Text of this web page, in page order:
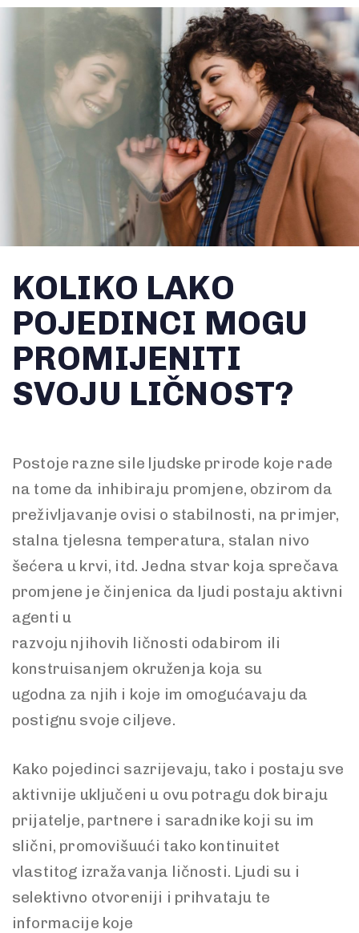
KOLIKO LAKO
POJEDINCI MOGU
PROMIJENITI
SVOJU LIČNOST?
Postoje razne sile ljudske prirode koje rade
na tome da inhibiraju promjene, obzirom da
preživljavanje ovisi o stabilnosti, na primjer,
stalna tjelesna temperatura, stalan nivo
šećera u krvi, itd. Jedna stvar koja sprečava
promjene je činjenica da ljudi postaju aktivni
agenti u
razvoju njihovih ličnosti odabirom ili
konstruisanjem okruženja koja su
ugodna za njih i koje im omogućavaju da
postignu svoje ciljeve.
Kako pojedinci sazrijevaju, tako i postaju sve
aktivnije uključeni u ovu potragu dok biraju
prijatelje, partnere i saradnike koji su im
slični, promovišuući tako kontinuitet
vlastitog izražavanja ličnosti. Ljudi su i
selektivno otvoreniji i prihvataju te
informacije koje